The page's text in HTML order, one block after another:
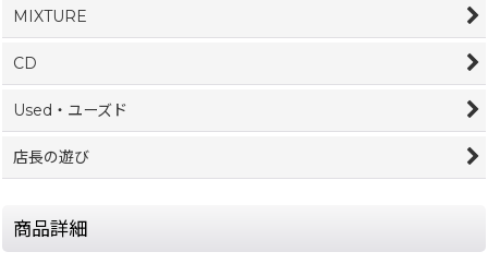
MIXTURE
CD
Used・ユーズド
店長の遊び
商品詳細